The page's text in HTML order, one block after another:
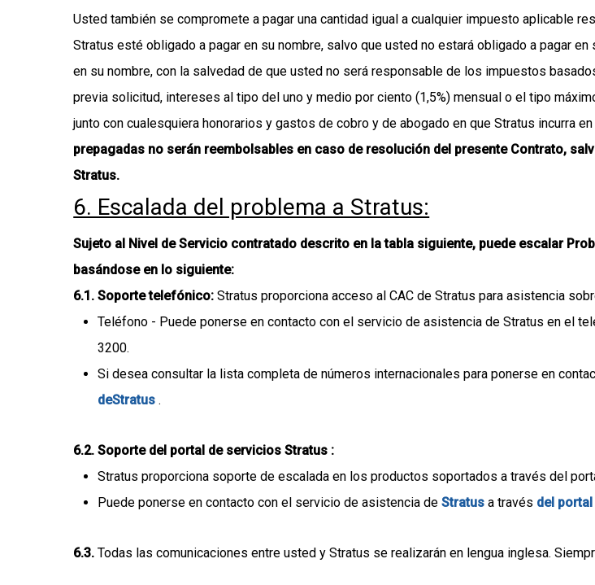
Usted también se compromete a pagar una cantidad igual a cualquier impuesto aplicable
Stratus esté obligado a pagar en su nombre, salvo que usted no estará obligado a pagar en
en su nombre, con la salvedad de que usted no será responsable de los impuestos
previa solicitud, intereses al tipo del uno y medio por ciento (1,5%) mensual o el tipo
junto con cualesquiera honorarios y gastos de cobro y de abogado en que Stratus incurra
prepagadas no serán reembolsables en caso de resolución del presente Contrato,
Stratus.
6. Escalada del problema a Stratus:
Sujeto al Nivel de Servicio contratado descrito en la tabla siguiente, puede escalar
basándose en lo siguiente:
6.1. Soporte telefónico: Stratus proporciona acceso al CAC de Stratus para asistencia
Teléfono - Puede ponerse en contacto con el servicio de asistencia de Stratus en el
3200.
Si desea consultar la lista completa de números internacionales para ponerse en
deStratus.
6.2. Soporte del portal de servicios Stratus :
Stratus proporciona soporte de escalada en los productos soportados a través del
Puede ponerse en contacto con el servicio de asistencia deStratusa través del
6.3. Todas las comunicaciones entre usted y Stratus se realizarán en lengua inglesa.